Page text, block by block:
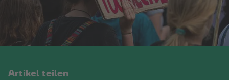
Artikel teilen